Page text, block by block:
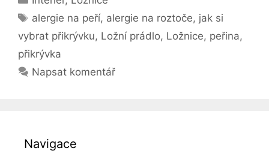
vybrat
správnou
přikrývku
Štítky
alergie na peří, alergie na roztoče, jak si
vybrat přikrývku, Ložní prádlo, Ložnice, peřina,
přikrývka
Napsat komentář
Navigace